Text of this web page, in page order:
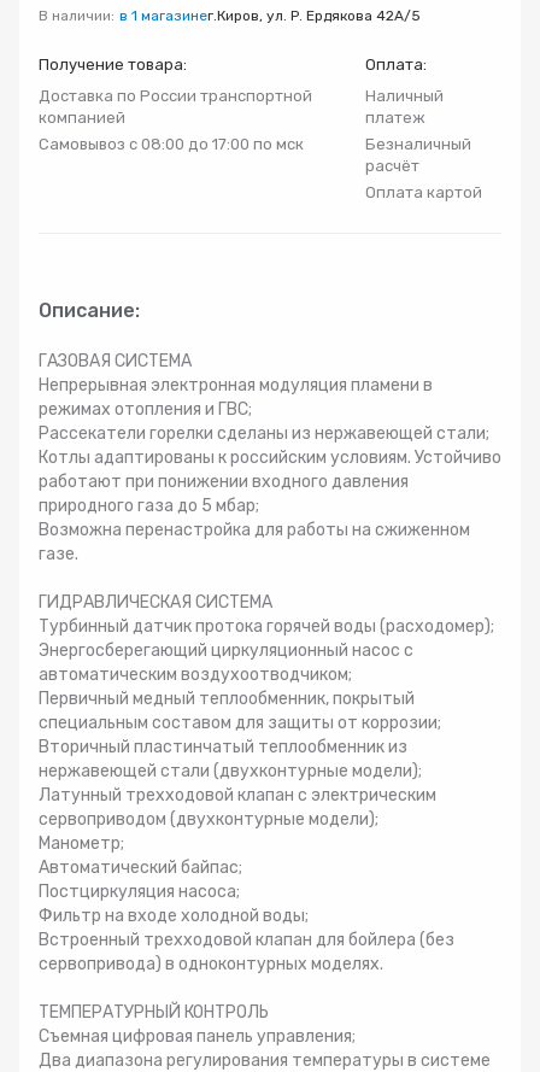
Системы фильтрации
Комплект оборудования для отопления
В наличии: в 1 магазинег.Киров, ул. Р. Ердякова 42А/5
Получение товара:
Доставка по России транспортной
компанией
Самовывоз с 08:00 до 17:00 по мск
Оплата:
Наличный
платеж
Безналичный
расчёт
Оплата картой
Описание:
ГАЗОВАЯ СИСТЕМА
Непрерывная электронная модуляция пламени в
режимах отопления и ГВС;
Рассекатели горелки сделаны из нержавеющей стали;
Котлы адаптированы к российским условиям. Устойчиво
работают при понижении входного давления
природного газа до 5 мбар;
Возможна перенастройка для работы на сжиженном
газе.
ГИДРАВЛИЧЕСКАЯ СИСТЕМА
Турбинный датчик протока горячей воды (расходомер);
Энергосберегающий циркуляционный насос с
автоматическим воздухоотводчиком;
Первичный медный теплообменник, покрытый
специальным составом для защиты от коррозии;
Вторичный пластинчатый теплообменник из
нержавеющей стали (двухконтурные модели);
Латунный трехходовой клапан с электрическим
сервоприводом (двухконтурные модели);
Манометр;
Автоматический байпас;
Постциркуляция насоса;
Фильтр на входе холодной воды;
Встроенный трехходовой клапан для бойлера (без
сервопривода) в одноконтурных моделях.
ТЕМПЕРАТУРНЫЙ КОНТРОЛЬ
Съемная цифровая панель управления;
Два диапазона регулирования температуры в системе